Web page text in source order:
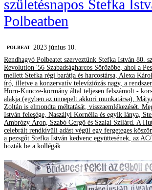
születésnapos Stefka
Polbeatben
‎POLBEAT
2023 június 10.
Rendhagyó Polbeatet szerveztünk Stefka István 80.
Revolution '56 Szabadságharcos Sörözőbe, ahol a
mellett Stefka régi barátja és harcostársa, Alexa
író, illetve a konzervatív televíziózás nagy, a
Horn-Kuncze-kormány által teljesen felszámolt -
alakja (egyben az ünnepelt akkori munkatársa),
Zoltán is elmondta méltatását, visszaemlékezését.
István felesége, Naszályi Kornélia és egyik lánya,
Ambrózy Áron, Szabó Gergő és Szalai Szilárd. A
celebrált rendkívüli adást végül egy fergeteges
a pezsgőt Stefka István kedvenc együttesének, az
hozták be a kollégák.